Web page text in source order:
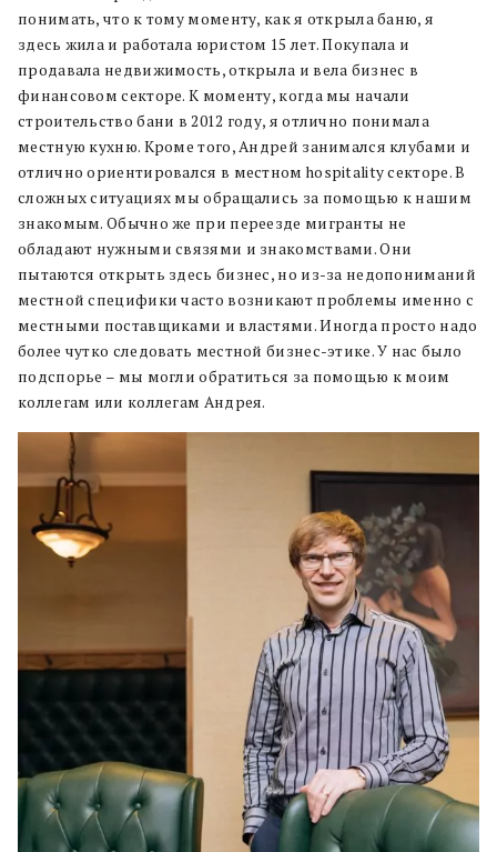
понимать, что к тому моменту, как я открыла баню, я
здесь жила и работала юристом 15 лет. Покупала и
продавала недвижимость, открыла и вела бизнес в
финансовом секторе. К моменту, когда мы начали
строительство бани в 2012 году, я отлично понимала
местную кухню. Кроме того, Андрей занимался клубами и
отлично ориентировался в местном hospitality секторе. В
сложных ситуациях мы обращались за помощью к нашим
знакомым. Обычно же при переезде мигранты не
обладают нужными связями и знакомствами. Они
пытаются открыть здесь бизнес, но из-за недопониманий
местной специфики часто возникают проблемы именно с
местными поставщиками и властями. Иногда просто надо
более чутко следовать местной бизнес-этике. У нас было
подспорье – мы могли обратиться за помощью к моим
коллегам или коллегам Андрея.